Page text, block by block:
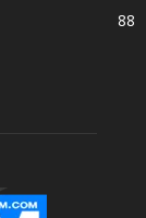
88